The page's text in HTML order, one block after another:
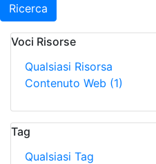
Ricerca
Voci Risorse
Qualsiasi Risorsa
Contenuto Web (1)
Tag
Qualsiasi Tag